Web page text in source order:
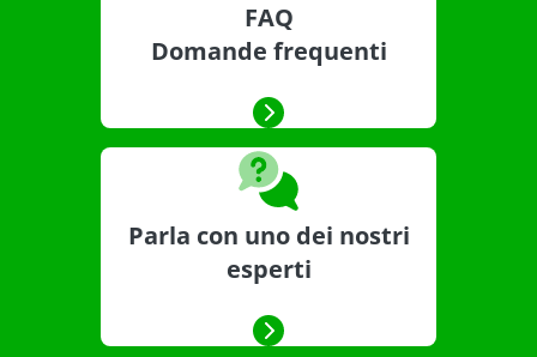
FAQ
Domande frequenti
Parla con uno dei nostri
esperti